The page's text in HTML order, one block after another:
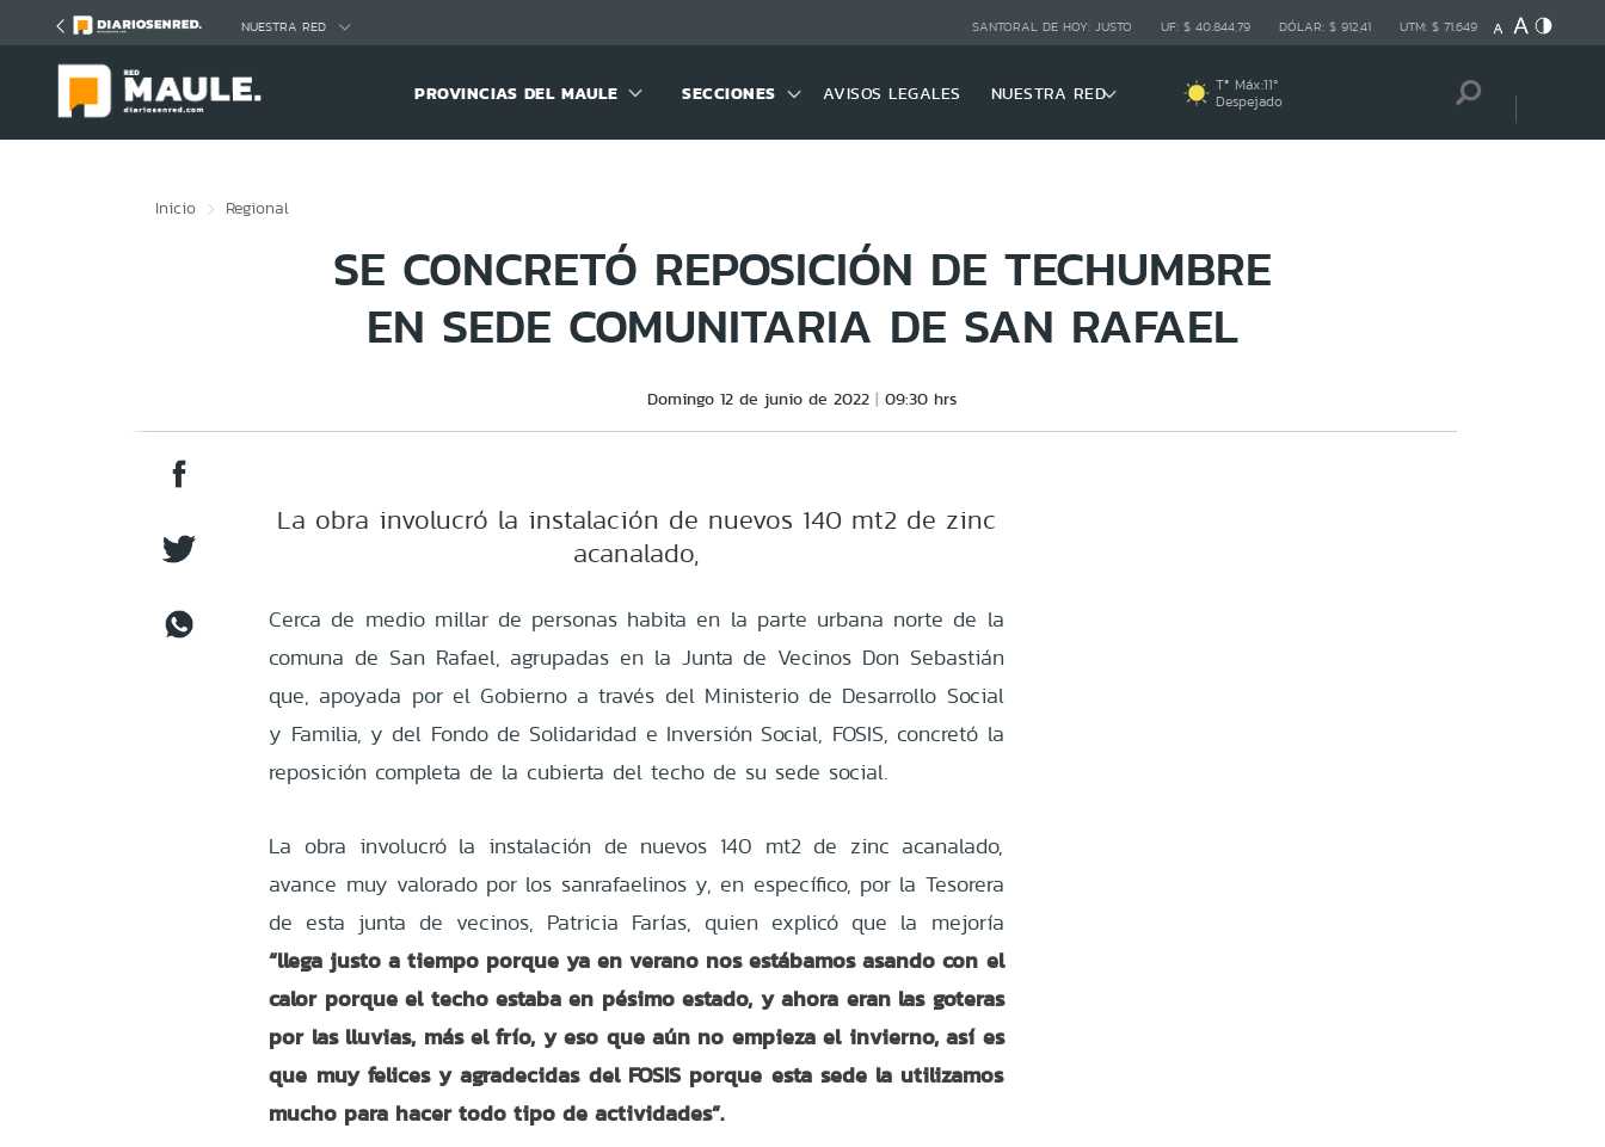
NUESTRA RED SANTORAL DE HOY: JUSTO UF: $ 40.844,79 DÓLAR: $ 912,41 UTM: $ 71.649
PROVINCIAS DEL MAULE SECCIONES AVISOS LEGALES NUESTRA RED Tª Máx:11º
Despejado
Inicio Regional
SE CONCRETÓ REPOSICIÓN DE TECHUMBRE
EN SEDE COMUNITARIA DE SAN RAFAEL
Domingo 12 de junio de 2022 09:30 hrs
La obra involucró la instalación de nuevos 140 mt2 de zinc
acanalado,
Cerca de medio millar de personas habita en la parte urbana norte de la
comuna de San Rafael, agrupadas en la Junta de Vecinos Don Sebastián
que, apoyada por el Gobierno a través del Ministerio de Desarrollo Social
y Familia, y del Fondo de Solidaridad e Inversión Social, FOSIS, concretó la
reposición completa de la cubierta del techo de su sede social.
La obra involucró la instalación de nuevos 140 mt2 de zinc acanalado,
avance muy valorado por los sanrafaelinos y, en específico, por la Tesorera
de esta junta de vecinos, Patricia Farías, quien explicó que la mejoría
“llega justo a tiempo porque ya en verano nos estábamos asando con el
calor porque el techo estaba en pésimo estado, y ahora eran las goteras
por las lluvias, más el frío, y eso que aún no empieza el invierno, así es
que muy felices y agradecidas del FOSIS porque esta sede la utilizamos
mucho para hacer todo tipo de actividades”.